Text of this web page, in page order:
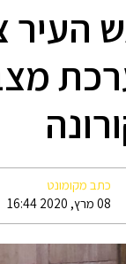
העיר
כתב מקומונט
08 מרץ, 2020 16:44